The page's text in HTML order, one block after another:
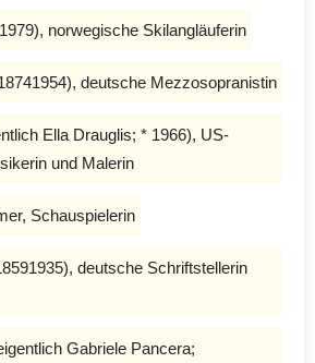
norwegische Skilangläuferin
deutsche Mezzosopranistin
Ella Drauglis; * 1966), US-
und Malerin
Schauspielerin
deutsche Schriftstellerin
Gabriele Pancera;